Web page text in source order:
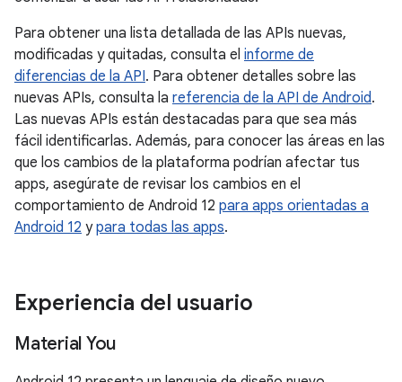
Para obtener una lista detallada de las APIs nuevas,
modificadas y quitadas, consulta el informe de
diferencias de la API. Para obtener detalles sobre las
nuevas APIs, consulta la referencia de la API de Android.
Las nuevas APIs están destacadas para que sea más
fácil identificarlas. Además, para conocer las áreas en las
que los cambios de la plataforma podrían afectar tus
apps, asegúrate de revisar los cambios en el
comportamiento de Android 12 para apps orientadas a
Android 12 ypara todas las apps.
Experiencia del usuario
Material You